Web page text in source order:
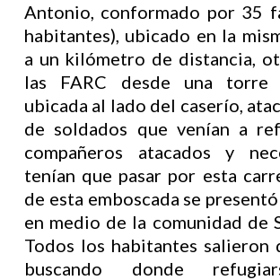
Antonio, conformado por 35
habitantes), ubicado en la
a un kilómetro de distancia,
las FARC desde una torre
ubicada al lado del caserío,
de soldados que venían a
compañeros atacados y
tenían que pasar por esta
de esta emboscada se
en medio de la comunidad de
Todos los habitantes salieron
buscando donde